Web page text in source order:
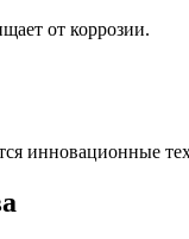
от коррозии.
инновационные